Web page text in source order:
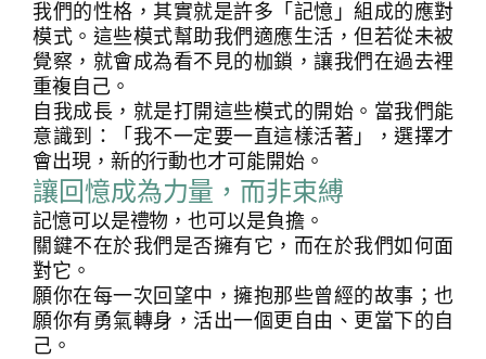
我們的性格，其實就是許多「記憶」組成的應對
模式。這些模式幫助我們適應生活，但若從未被
覺察，就會成為看不見的枷鎖，讓我們在過去裡
重複自己。
自我成長，就是打開這些模式的開始。當我們能
意識到：「我不一定要一直這樣活著」，選擇才
會出現，新的行動也才可能開始。
讓回憶成為力量，而非束縛
記憶可以是禮物，也可以是負擔。
關鍵不在於我們是否擁有它，而在於我們如何面
對它。
願你在每一次回望中，擁抱那些曾經的故事；也
願你有勇氣轉身，活出一個更自由、更當下的自
己。